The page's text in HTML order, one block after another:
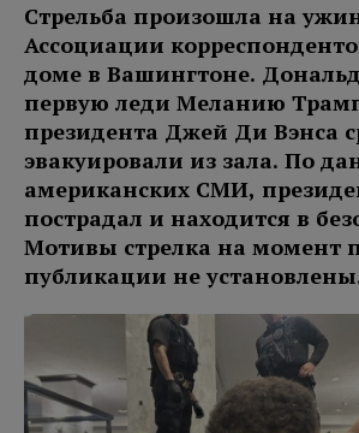
Стрельба произошла на
Ассоциации
доме в Вашингтоне.
первую леди Меланию
президента Джей Ди Вэнса
эвакуировали из зала. По
американских СМИ,
пострадал и находится в
Мотивы стрелка на момент
публикации не